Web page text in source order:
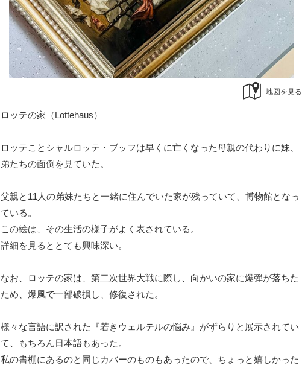
地図を見る
ロッテの家（Lottehaus）
ロッテことシャルロッテ・ブッフは早くに亡くなった母親の代わりに妹、
弟たちの面倒を見ていた。
父親と11人の弟妹たちと一緒に住んでいた家が残っていて、博物館となっ
ている。
この絵は、その生活の様子がよく表されている。
詳細を見るととても興味深い。
なお、ロッテの家は、第二次世界大戦に際し、向かいの家に爆弾が落ちた
ため、爆風で一部破損し、修復された。
様々な言語に訳された『若きウェルテルの悩み』がずらりと展示されてい
て、もちろん日本語もあった。
私の書棚にあるのと同じカバーのものもあったので、ちょっと嬉しかった